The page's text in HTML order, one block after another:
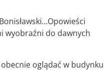
wyobraźni do dawnych
oglądać w budynku